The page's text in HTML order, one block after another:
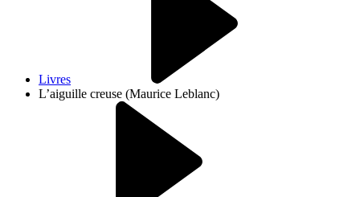
Livres
L’aiguille creuse (Maurice Leblanc)